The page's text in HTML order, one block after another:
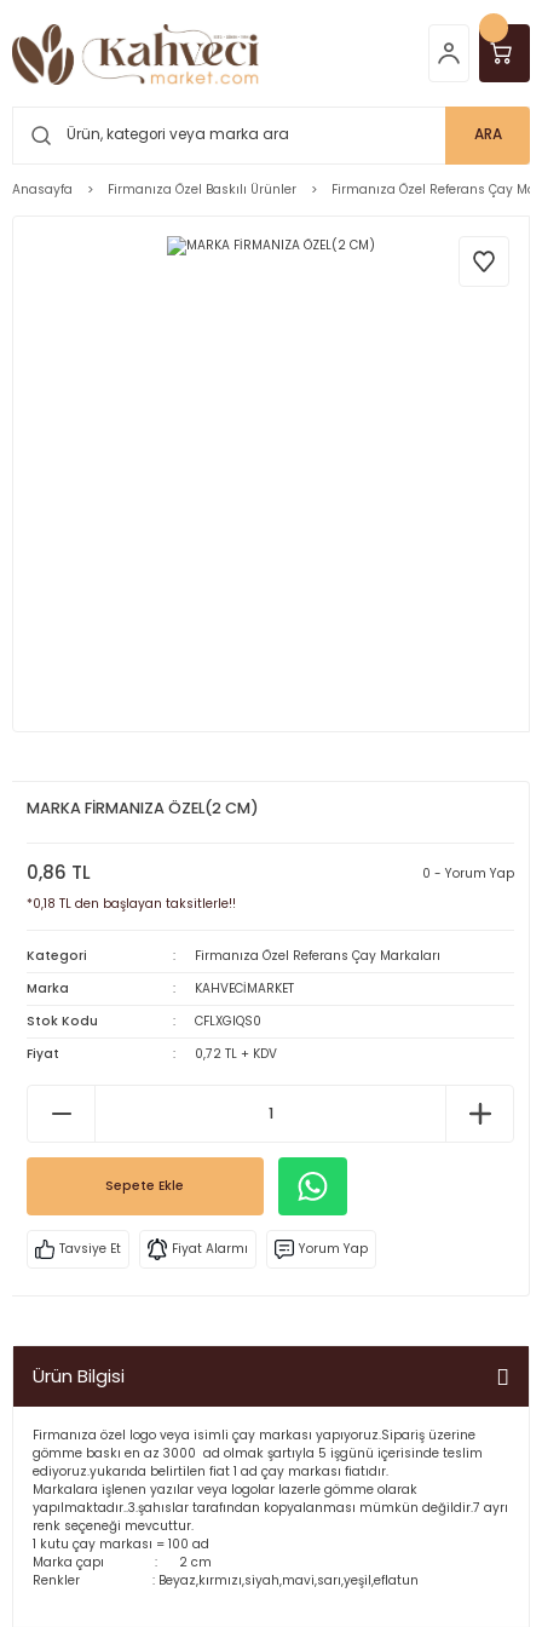
ARA
Anasayfa Firmanıza Özel Baskılı Ürünler Firmanıza Özel Referans Çay
MARKA FİRMANIZA ÖZEL(2 CM)
0,86 TL
0 - Yorum Yap
*0,18 TL den başlayan taksitlerle!!
Kategori
Firmanıza Özel Referans Çay Markaları
Marka
KAHVECİMARKET
Stok Kodu
CFLXGIQS0
Fiyat
0,72 TL + KDV
Sepete Ekle
Tavsiye Et Fiyat Alarmı Yorum Yap
Ürün Bilgisi
Firmanıza özel logo veya isimli çay markası yapıyoruz.Sipariş üzerine
gömme baskı en az 3000 ad olmak şartıyla 5 işgünü içerisinde teslim
ediyoruz.yukarıda belirtilen fiat 1 ad çay markası fiatıdır.
Markalara işlenen yazılar veya logolar lazerle gömme olarak
yapılmaktadır..3.şahıslar tarafından kopyalanması mümkün değildir.7 ayrı
renk seçeneği mevcuttur.
1 kutu çay markası = 100 ad
Marka çapı : 2 cm
Renkler : Beyaz,kırmızı,siyah,mavi,sarı,yeşil,eflatun